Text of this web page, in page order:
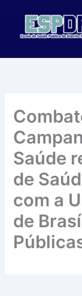
Saúde
de
com a
de